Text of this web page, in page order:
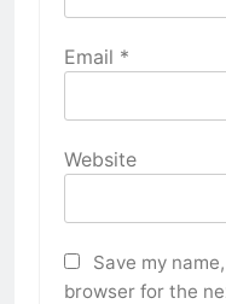
Email *
Website
Save my
browser for the